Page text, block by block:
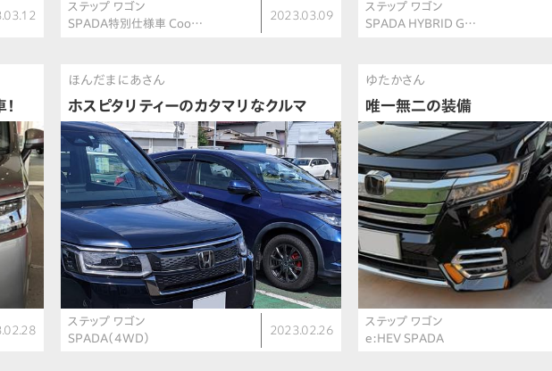
ステップ ワゴン
SPADA特別仕様車 Coo…
2023.03.09
ステップ ワゴン
SPADA HYBRID G…
ほんだまにあさん
ホスピタリティーのカタマリなクルマ
ステップ ワゴン
SPADA（4WD）
2023.02.26
ゆたかさん
唯一無二の装備
ステップ ワゴン
e:HEV SPADA